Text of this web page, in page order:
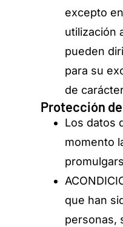
excepto
utilización
pueden
para su
de
Protección
Los datos
momento
que han
personas,